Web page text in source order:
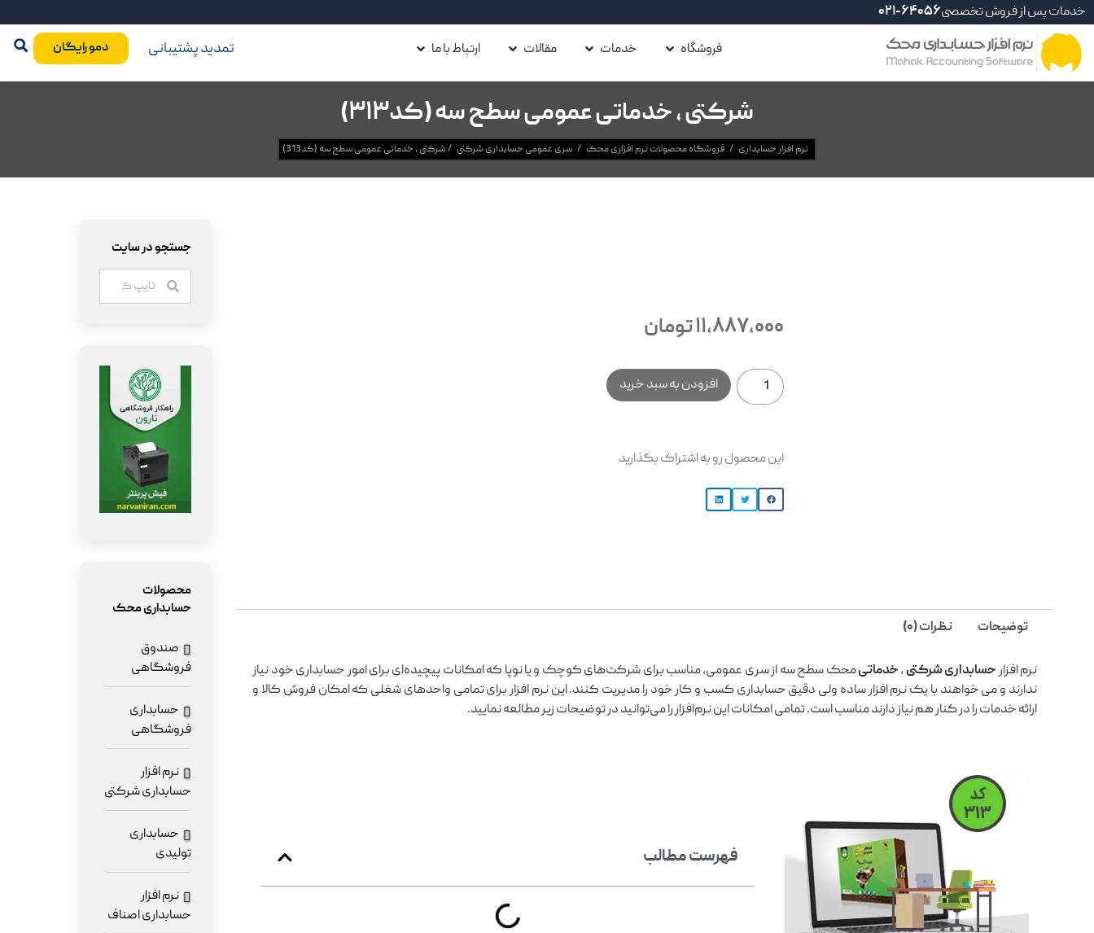
خدمات پس از فروش تخصصی021-64056
فروشگاه خدمات مقالات ارتباط با ما تمدید پشتیبانی دمو رایگان
شرکتی ، خدماتی عمومی سطح سه (کد313)
نرم افزار حسابداری / فروشگاه محصولات نرم افزاری محک / سری عمومی حسابداری شرکتی /شرکتی ، خدماتی عمومی سطح سه (کد313)
11,887,000تومان
افزودن به سبد خرید
این محصول رو به اشتراک بگذارید
توضیحات نظرات (0)
نرم افزارحسابداری شرکتی ،خدماتیمحک سطح سه از سری عمومی، مناسب برای شرکت‌های کوچک و یا نوپا که امکانات پیچیده‌ای برای امور حسابداری خود نیاز
ندارند و می خواهند با یک نرم افزار ساده ولی دقیق حسابداری کسب و کار خود را مدیریت کنند. این نرم افزار برای تمامی واحدهای شغلی که امکان فروش کالا و
ارائه خدمات را در کنار هم نیاز دارند مناسب است. تمامی امکانات این نرم‌افزار را می‌توانید در توضیحات زیر مطالعه نمایید.
فهرست مطالب
جستجو در سایت
محصولات
حسابداری محک
صندوق
فروشگاهی
حسابداری
فروشگاهی
نرم افزار
حسابداری شرکتی
حسابداری
تولیدی
نرم افزار
حسابداری اصناف